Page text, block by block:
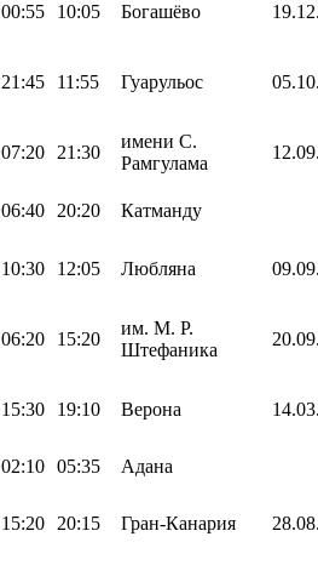
00:55 10:05 Богашёво
21:45 11:55 Гуарульос
07:20 21:30
имени С.
Рамгулама
06:40 20:20 Катманду
10:30 12:05 Любляна
06:20 15:20
им. М. Р.
Штефаника
15:30 19:10 Верона
02:10 05:35 Адана
15:20 20:15 Гран-Канария